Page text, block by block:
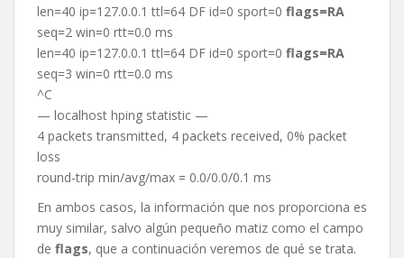
len=40 ip=127.0.0.1 ttl=64 DF id=0 sport=0 flags=RA
seq=2 win=0 rtt=0.0 ms
len=40 ip=127.0.0.1 ttl=64 DF id=0 sport=0 flags=RA
seq=3 win=0 rtt=0.0 ms
^C
— localhost hping statistic —
4 packets transmitted, 4 packets received, 0% packet
loss
round-trip min/avg/max = 0.0/0.0/0.1 ms
En ambos casos, la información que nos proporciona es
muy similar, salvo algún pequeño matiz como el campo
de flags, que a continuación veremos de qué se trata.